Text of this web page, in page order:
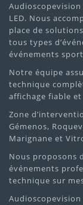
Événements
puissant
14. Pourquoi
Matériel
Installation,
Solutions
Accessoires
câbles,
Audioscopevision
LED. Nous
place de
tous types
événements
Notre équipe
technique
affichage fiable
Zone
Gémenos,
Marignane et
Nous proposons
événements
technique sur
Audioscopevision